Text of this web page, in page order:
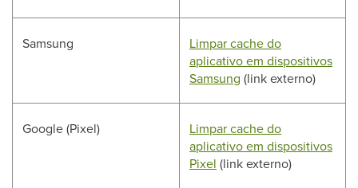
Samsung
Limpar cache do
aplicativo em dispositivos
Samsung (link externo)
Google (Pixel)
Limpar cache do
aplicativo em dispositivos
Pixel (link externo)